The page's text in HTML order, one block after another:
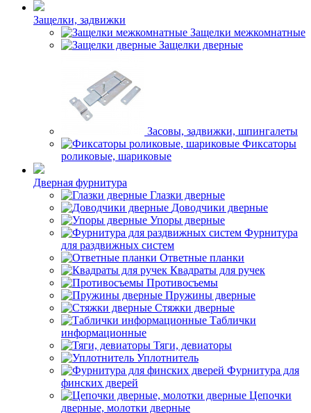
Защелки, задвижки
Защелки межкомнатные
Защелки дверные
Засовы, задвижки, шпингалеты
Фиксаторы
роликовые, шариковые
Дверная фурнитура
Глазки дверные
Доводчики дверные
Упоры дверные
Фурнитура
для раздвижных систем
Ответные планки
Квадраты для ручек
Противосъемы
Пружины дверные
Стяжки дверные
Таблички
информационные
Тяги, девиаторы
Уплотнитель
Фурнитура для
финских дверей
Цепочки
дверные, молотки дверные